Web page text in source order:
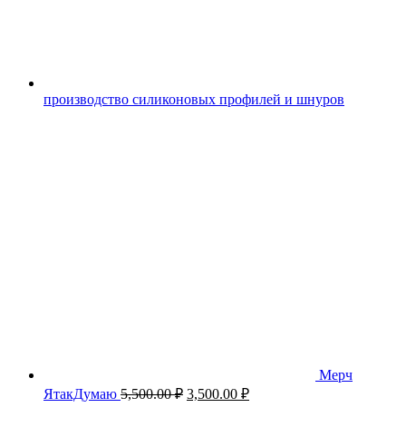
производство силиконовых профилей и шнуров
Мерч
ЯтакДумаю 5,500.00₽ Первоначальная
3,500.00 ₽Текущая